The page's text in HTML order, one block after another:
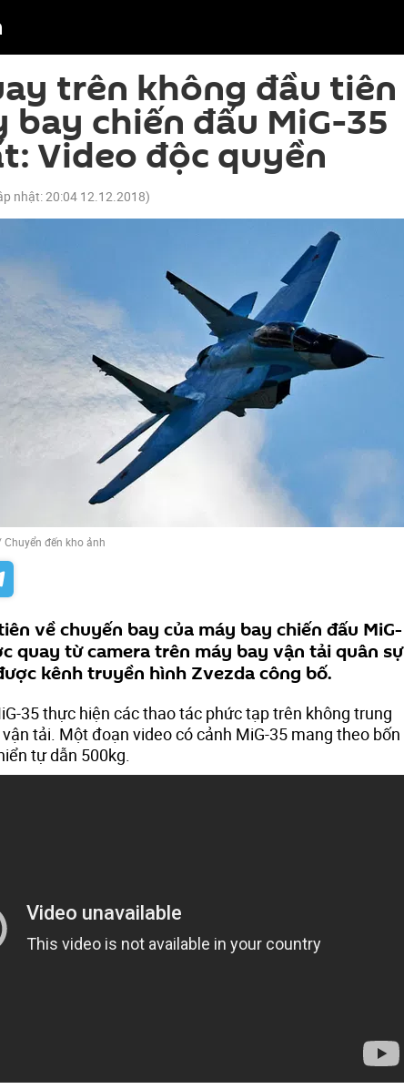
trên không đầu tiên
bay chiến đấu MiG-35
Video độc quyền
nhật:20:04 12.12.2018)
Chuyển đến kho ảnh
về chuyến bay của máy bay chiến đấu MiG-
quay từ camera trên máy bay vận tải quân sự
kênh truyền hình Zvezda công bố.
35 thực hiện các thao tác phức tạp trên không trung
tải. Một đoạn video có cảnh MiG-35 mang theo bốn
tự dẫn 500kg.